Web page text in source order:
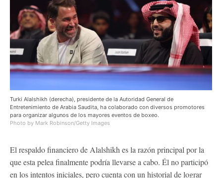
Turki Alalshikh (derecha), presidente de la Autoridad General de
Entretenimiento de Arabia Saudita, ha colaborado con diversos promotores
para organizar algunos de los mayores eventos de boxeo.
Photo by Mark Robinson/Getty Images
El respaldo financiero de Alalshikh es la razón principal por la
que esta pelea finalmente podría llevarse a cabo. Él no participó
en los intentos iniciales, pero cuenta con un historial de lograr